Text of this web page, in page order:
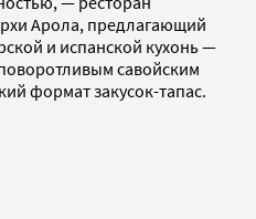
Арола, предлагающий
и испанской кухонь —
савойским
формат закусок-тапас.